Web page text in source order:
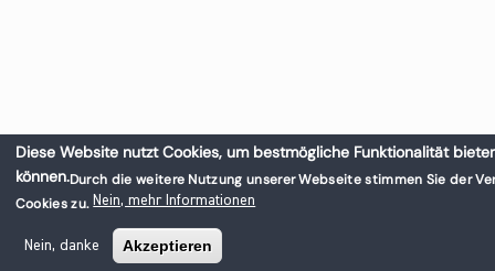
Diese Website nutzt Cookies, um bestmögliche Funktionalität
können.Durch die weitere Nutzung unserer Webseite stimmen Sie der
Cookies zu. Nein, mehr Informationen
Nein, danke Akzeptieren